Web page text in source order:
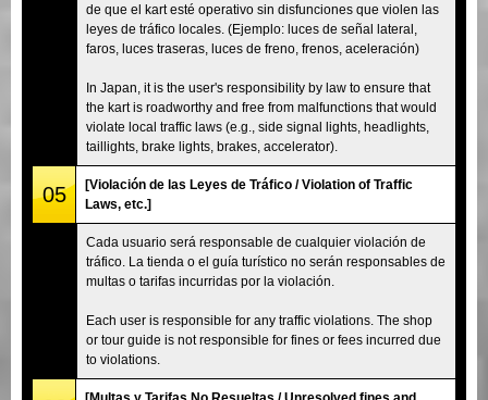
de que el kart esté operativo sin disfunciones que violen las
leyes de tráfico locales. (Ejemplo: luces de señal lateral,
faros, luces traseras, luces de freno, frenos, aceleración)
In Japan, it is the user's responsibility by law to ensure that
the kart is roadworthy and free from malfunctions that would
violate local traffic laws (e.g., side signal lights, headlights,
taillights, brake lights, brakes, accelerator).
05
[Violación de las Leyes de Tráfico / Violation of Traffic
Laws, etc.]
Cada usuario será responsable de cualquier violación de
tráfico. La tienda o el guía turístico no serán responsables de
multas o tarifas incurridas por la violación.
Each user is responsible for any traffic violations. The shop
or tour guide is not responsible for fines or fees incurred due
to violations.